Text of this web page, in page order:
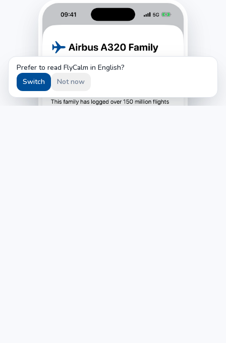
Prefer to read FlyCalm in English?
Switch
Not now